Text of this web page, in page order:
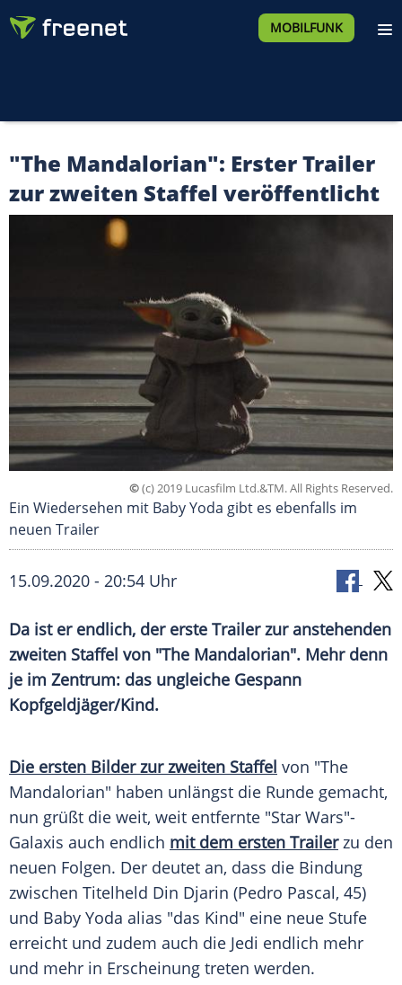
MOBILFUNK
"The Mandalorian": Erster Trailer
zur zweiten Staffel veröffentlicht
©(c) 2019 Lucasfilm Ltd.&TM. All Rights Reserved.
Ein Wiedersehen mit Baby Yoda gibt es ebenfalls im
neuen Trailer
15.09.2020 - 20:54 Uhr
Da ist er endlich, der erste Trailerzur anstehenden
zweiten Staffel von "The Mandalorian". Mehr denn
je im Zentrum: das ungleiche Gespann
Kopfgeldjäger/Kind.
Die ersten Bilder zur zweiten Staffel von "The
Mandalorian" haben unlängst die Runde gemacht,
nun grüßt die weit, weit entfernte "Star Wars"-
Galaxis auch endlich mit dem ersten Trailerzu den
neuen Folgen. Der deutet an, dass die Bindung
zwischen Titelheld Din Djarin (Pedro Pascal, 45)
und Baby Yoda alias "das Kind" eine neue Stufe
erreicht und zudem auch die Jedi endlich mehr
und mehr in Erscheinung treten werden.